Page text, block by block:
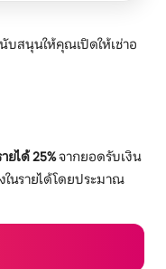
บสนุนให้คุณเปิดให้เช่าอ
ยได้ 25%จากยอดรับเงิน
นรายได้โดยประมาณ